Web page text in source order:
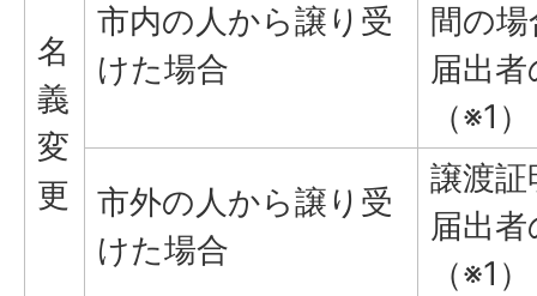
名
義
変
更
市内の人から譲り受
けた場合
間の
届出
（※1）
市外の人から譲り受
けた場合
譲渡証
届出
（※1）